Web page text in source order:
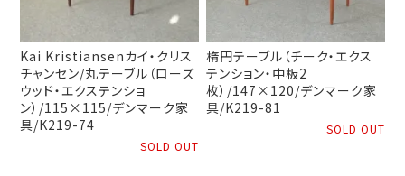
Kai Kristiansenカイ・クリス
チャンセン/丸テーブル（ローズ
ウッド・エクステンショ
ン）/115×115/デンマーク家
具/K219-74
SOLD OUT
楕円テーブル（チーク・エクス
テンション・中板2
枚）/147×120/デンマーク家
具/K219-81
SOLD OUT